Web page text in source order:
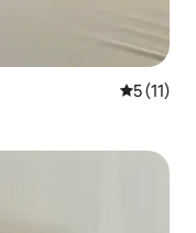
5 av 5 i
5 (11)